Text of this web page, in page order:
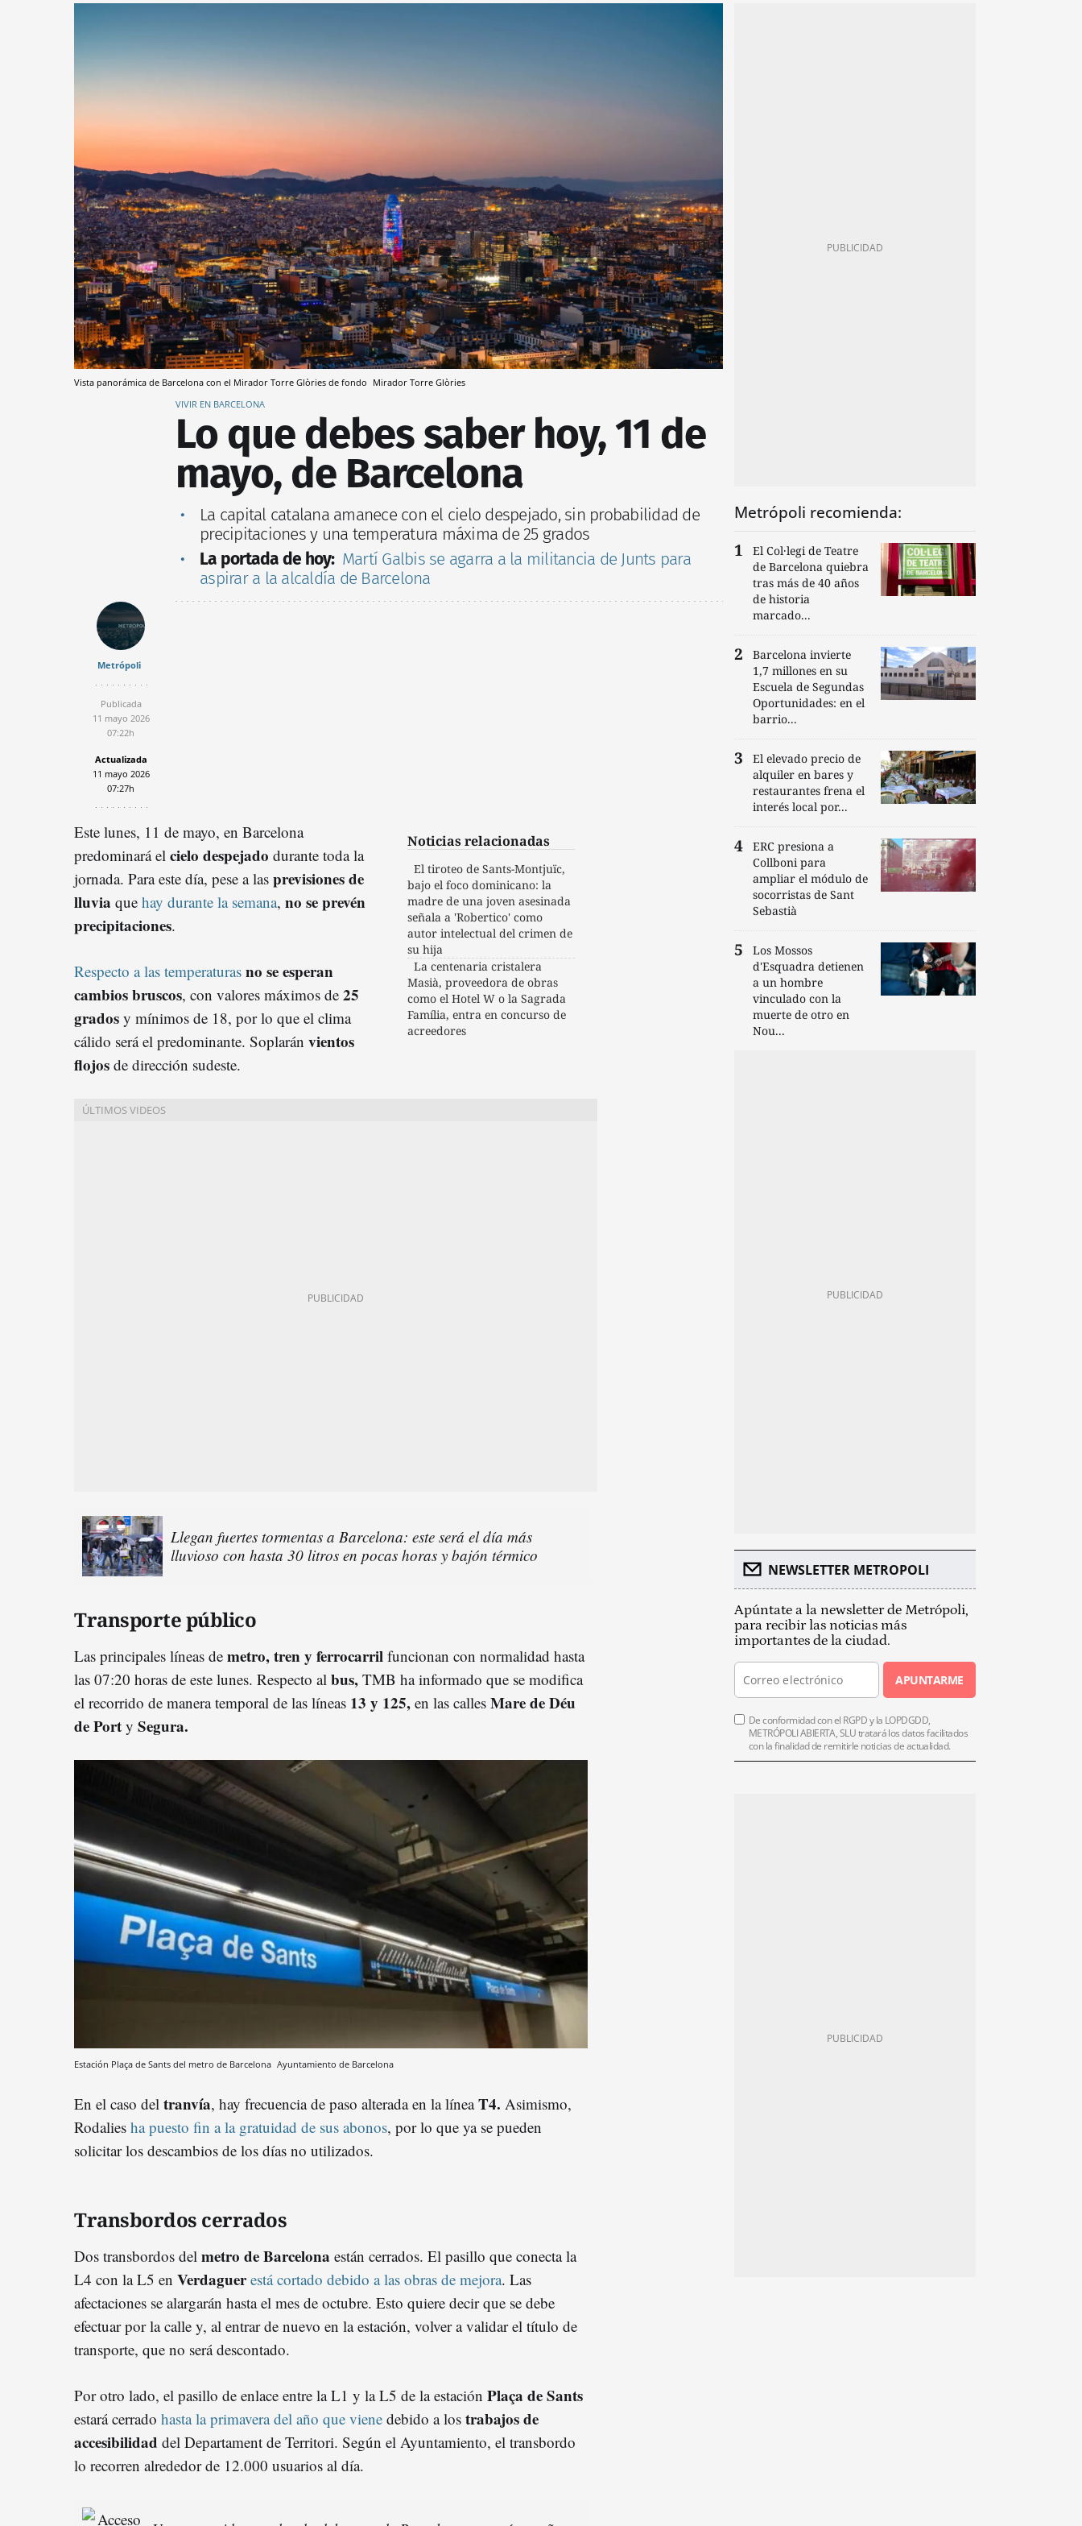
Vista panorámica de Barcelona con el Mirador Torre Glòries de fondo Mirador Torre Glòries
VIVIR EN BARCELONA
Lo que debes saber hoy, 11 de
mayo, de Barcelona
La capital catalana amanece con el cielo despejado, sin probabilidad de
precipitaciones y una temperatura máxima de 25 grados
La portada de hoy: Martí Galbis se agarra a la militancia de Junts para
aspirar a la alcaldía de Barcelona
Metrópoli
Publicada
11 mayo 2026
07:22h
Actualizada
11 mayo 2026
07:27h
Noticias relacionadas
El tiroteo de Sants-Montjuïc,
bajo el foco dominicano: la
madre de una joven asesinada
señala a 'Robertico' como
autor intelectual del crimen de
su hija
La centenaria cristalera
Masià, proveedora de obras
como el Hotel W o la Sagrada
Família, entra en concurso de
acreedores
Este lunes, 11 de mayo, en Barcelona
predominará el cielo despejado durante toda la
jornada. Para este día, pese a las previsiones de
lluvia que hay durante la semana, no se prevén
precipitaciones.
Respecto a las temperaturas no se esperan
cambios bruscos, con valores máximos de 25
grados y mínimos de 18, por lo que el clima
cálido será el predominante. Soplarán vientos
flojos de dirección sudeste.
Llegan fuertes tormentas a Barcelona: este será el día más
lluvioso con hasta 30 litros en pocas horas y bajón térmico
Transporte público
Las principales líneas de metro, tren y ferrocarril funcionan con normalidad hasta
las 07:20 horas de este lunes. Respecto al bus, TMB ha informado que se modifica
el recorrido de manera temporal de las líneas 13 y 125, en las calles Mare de Déu
de Port y Segura.
Estación Plaça de Sants del metro de Barcelona Ayuntamiento de Barcelona
En el caso del tranvía, hay frecuencia de paso alterada en la líneaT4. Asimismo,
Rodalies ha puesto fin a la gratuidad de sus abonos, por lo que ya se pueden
solicitar los descambios de los días no utilizados.
Transbordos cerrados
Dos transbordos del metro de Barcelona están cerrados. El pasillo que conecta la
L4 con la L5 en Verdaguer está cortado debido a las obras de mejora. Las
afectaciones se alargarán hasta el mes de octubre. Esto quiere decir que se debe
efectuar por la calle y, al entrar de nuevo en la estación, volver a validar el título de
transporte, que no será descontado.
Por otro lado, el pasillo de enlace entre la L1 y la L5 de la estación Plaça de Sants
estará cerrado hasta la primavera del año que viene debido a los trabajos de
accesibilidad del Departament de Territori. Según el Ayuntamiento, el transbordo
lo recorren alrededor de 12.000 usuarios al día.
Metrópoli recomienda:
El Col·legi de Teatre
de Barcelona quiebra
tras más de 40 años
de historia
marcado...
Barcelona invierte
1,7 millones en su
Escuela de Segundas
Oportunidades: en el
barrio...
El elevado precio de
alquiler en bares y
restaurantes frena el
interés local por...
ERC presiona a
Collboni para
ampliar el módulo de
socorristas de Sant
Sebastià
Los Mossos
d'Esquadra detienen
a un hombre
vinculado con la
muerte de otro en
Nou...
NEWSLETTER METROPOLI
Apúntate a la newsletter de Metrópoli,
para recibir las noticias más
importantes de la ciudad.
APUNTARME
De conformidad con el RGPD y la LOPDGDD,
METRÓPOLI ABIERTA, SLU tratará los datos facilitados
con la finalidad de remitirle noticias de actualidad.